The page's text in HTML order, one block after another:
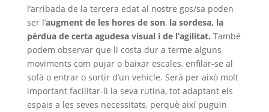
l’arribada de la tercera edat al nostre gos/sa poden
ser l’augment de les hores de son,la sordesa, la
pèrdua de certa agudesa visual i de l’agilitat. També
podem observar que li costa dur a terme alguns
moviments com pujar o baixar escales, enfilar-se al
sofà o entrar o sortir d’un vehicle. Serà per això molt
important facilitar-li la seva rutina, tot adaptant els
espais a les seves necessitats, perquè així puguin